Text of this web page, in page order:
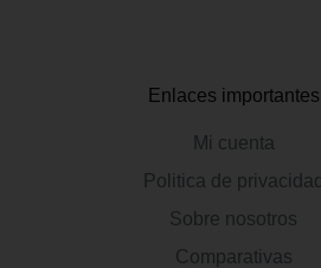
Enlaces importantes
Mi cuenta
Politica de privacidad
Sobre nosotros
Comparativas